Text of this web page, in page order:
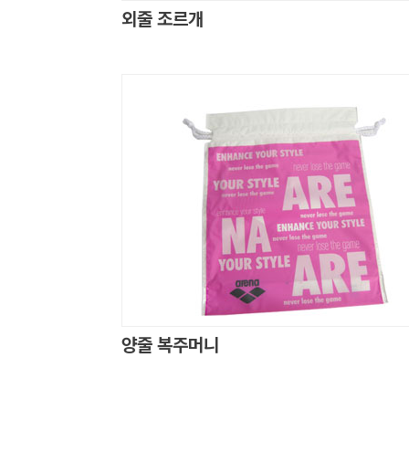
외줄 조르개
양줄 복주머니